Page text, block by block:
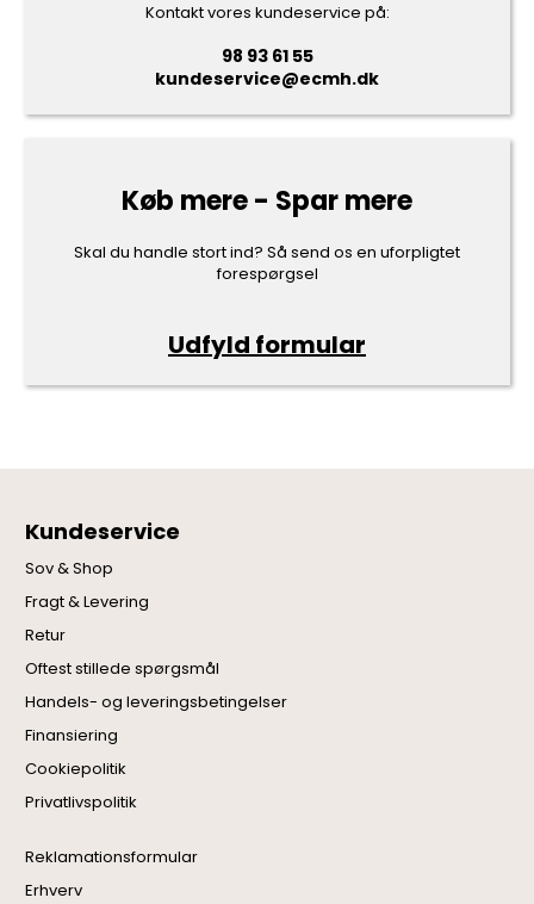
Kontakt vores kundeservice på:
98 93 61 55
kundeservice@ecmh.dk
Køb mere - Spar mere
Skal du handle stort ind? Så send os en uforpligtet
forespørgsel
Udfyld formular
Kundeservice
Sov & Shop
Fragt & Levering
Retur
Oftest stillede spørgsmål
Handels- og leveringsbetingelser
Finansiering
Cookiepolitik
Privatlivspolitik
Reklamationsformular
Erhverv